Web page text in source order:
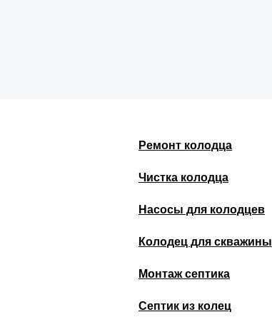
Ремонт колодца
Чистка колодца
Насосы для колодцев
Колодец для скважины
Монтаж септика
Септик из колец